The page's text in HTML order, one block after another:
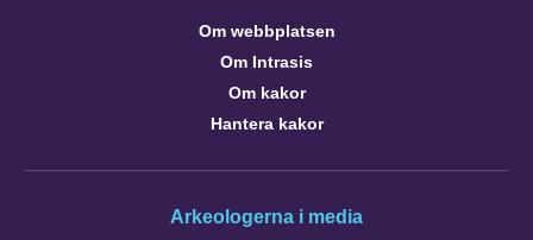
Om webbplatsen
Om Intrasis
Om kakor
Hantera kakor
Arkeologerna i media